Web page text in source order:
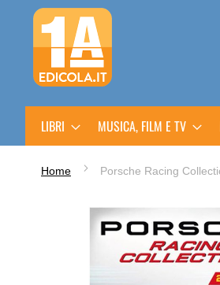
Salta
al
contenuto
LIBRI MUSICA, FILM E TV
Home Porsche Racing